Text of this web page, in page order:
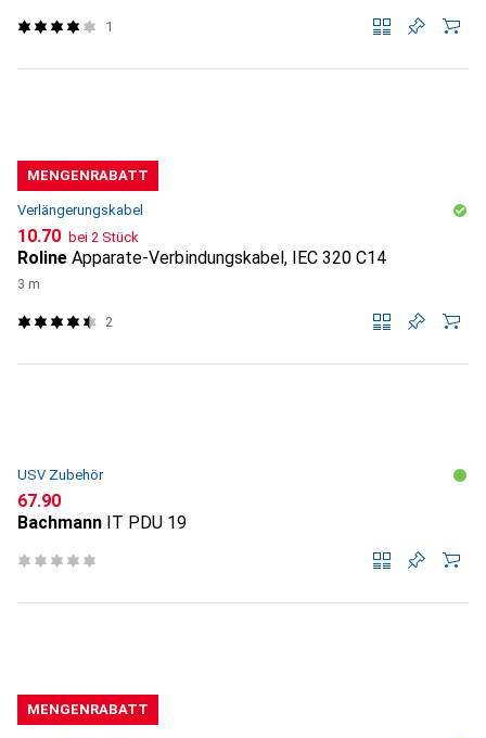
1
MENGENRABATT
Verlängerungskabel
CHF
10.70 bei 2 Stück
Roline Apparate-Verbindungskabel, IEC 320 C14
3 m
2
USV Zubehör
CHF
67.90
Bachmann IT PDU 19
MENGENRABATT